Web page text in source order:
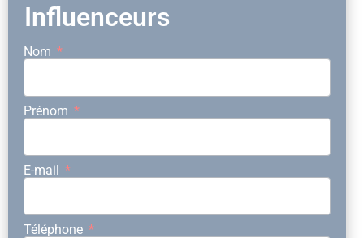
Influenceurs
Nom
Prénom
E-mail
Téléphone